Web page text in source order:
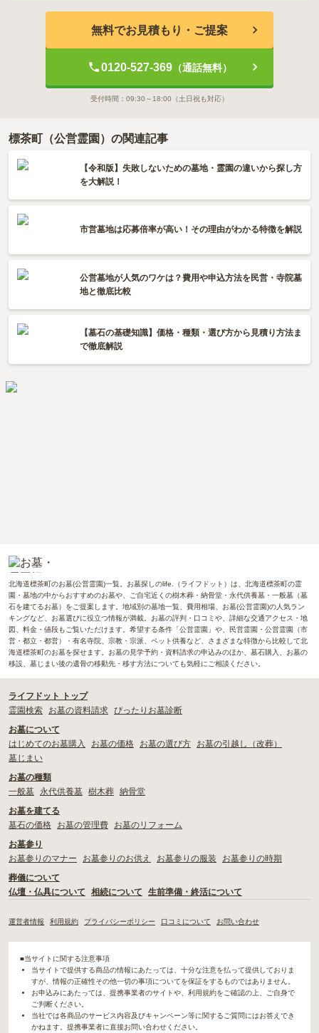
無料でお見積もり・ご提案
0120-527-369（通話無料）
受付時間： 09:30～18:00 （土日祝も対応）
標茶町（公営霊園）の関連記事
【令和版】失敗しないための墓地・霊園の違いから探し方
を大解説！
市営墓地は応募倍率が高い！その理由がわかる特徴を解説
公営墓地が人気のワケは？費用や申込方法を民営・寺院墓
地と徹底比較
【墓石の基礎知識】価格・種類・選び方から見積り方法ま
で徹底解説
北海道標茶町のお墓(公営霊園)一覧。お墓探しのlife.（ライフドット）は、北海道標茶町の霊
園・墓地の中からおすすめのお墓や、ご自宅近くの樹木葬・納骨堂・永代供養墓・一般墓（墓
石を建てるお墓）をご提案します。地域別の墓地一覧、費用相場、お墓(公営霊園)の人気ラン
キングなど、お墓選びに役立つ情報が満載。お墓の評判・口コミや、詳細な交通アクセス・地
図、料金・値段もご覧いただけます。希望する条件「公営霊園」や、民営霊園・公営霊園（市
営・都立・都営）・有名寺院、宗教・宗派、ペット供養など、さまざまな特徴から比較して北
海道標茶町のお墓を探せます。お墓の見学予約・資料請求の申込みのほか、墓石購入、お墓の
移設、墓じまい後の遺骨の移動先・移す方法についても気軽にご相談ください。
ライフドット トップ
霊園検索
お墓の資料請求 ぴったりお墓診断
お墓について
はじめてのお墓購入
お墓の価格 お墓の選び方
お墓の引越し（改葬）
墓じまい
お墓の種類
一般墓
永代供養墓 樹木葬 納骨堂
お墓を建てる
墓石の価格
お墓の管理費
お墓のリフォーム
お墓参り
お墓参りのマナー
お墓参りのお供え お墓参りの服装
お墓参りの時期
葬儀について
仏壇・仏具について
相続について 生前準備・終活について
運営者情報 利用規約 プライバシーポリシー 口コミについて お問い合わせ
■当サイトに関する注意事項
当サイトで提供する商品の情報にあたっては、十分な注意を払って提供しておりま
すが、情報の正確性その他一切の事項についてを保証をするものではありません。
お申込みにあたっては、提携事業者のサイトや、利用規約をご確認の上、ご自身で
ご判断ください。
当社では各商品のサービス内容及びキャンペーン等に関するご質問にはお答えでき
かねます。提携事業者に直接お問い合わせください。